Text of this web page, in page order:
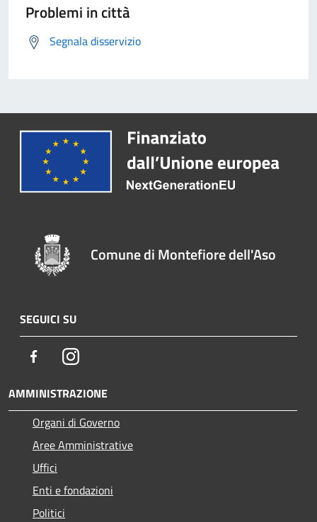
Problemi in città
Segnala disservizio
Comune di Montefiore dell'Aso
SEGUICI SU
FacebookInstagram
AMMINISTRAZIONE
Organi di Governo
Aree Amministrative
Uffici
Enti e fondazioni
Politici